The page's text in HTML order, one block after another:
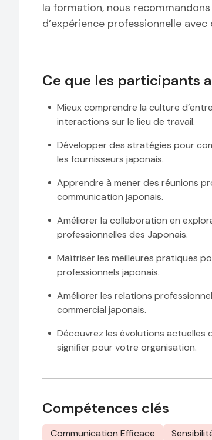
la formation, nous
d’expérience professionnelle avec
Ce que les participants
Mieux comprendre la culture
interactions sur le lieu de travail.
Développer des stratégies pour
les fournisseurs japonais.
Apprendre à mener des réunions
communication japonais.
Améliorer la collaboration en
professionnelles des Japonais.
Maîtriser les meilleures pratiques
professionnels japonais.
Améliorer les relations
commercial japonais.
Découvrez les évolutions actuelles
signifier pour votre organisation.
Compétences clés
Communication Efficace